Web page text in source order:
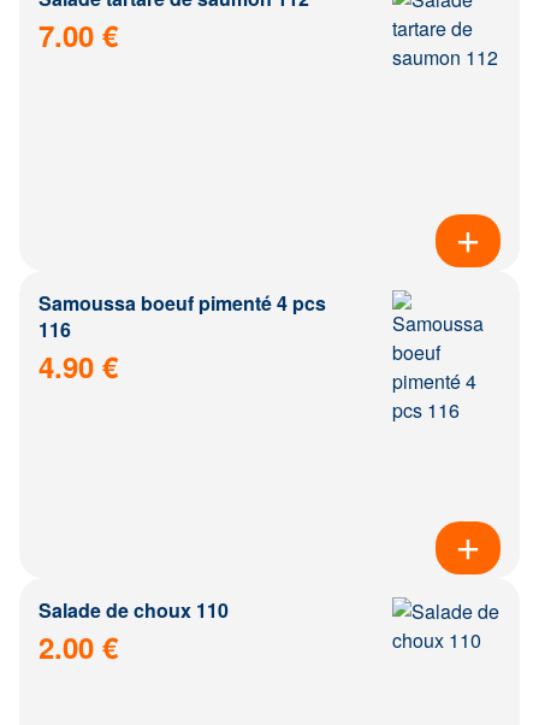
7.00 €
Samoussa boeuf pimenté 4 pcs
116
4.90 €
Salade de choux 110
2.00 €